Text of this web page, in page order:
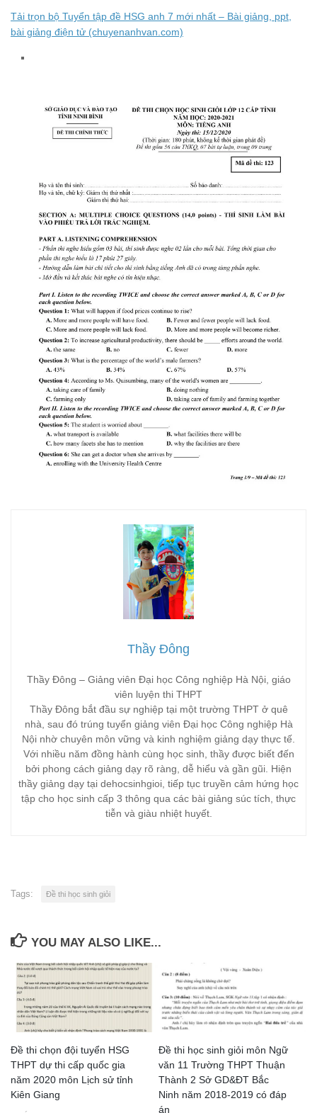
Tải trọn bộ Tuyển tập đề HSG anh 7 mới nhất – Bài giảng, ppt,
bài giảng điện tử (chuyenanhvan.com)
Thầy Đông
Thầy Đông – Giảng viên Đại học Công nghiệp Hà Nội, giáo
viên luyện thi THPT
Thầy Đông bắt đầu sự nghiệp tại một trường THPT ở quê
nhà, sau đó trúng tuyển giảng viên Đại học Công nghiệp Hà
Nội nhờ chuyên môn vững và kinh nghiệm giảng dạy thực tế.
Với nhiều năm đồng hành cùng học sinh, thầy được biết đến
bởi phong cách giảng dạy rõ ràng, dễ hiểu và gần gũi. Hiện
thầy giảng dạy tại dehocsinhgioi, tiếp tục truyền cảm hứng học
tập cho học sinh cấp 3 thông qua các bài giảng súc tích, thực
tiễn và giàu nhiệt huyết.
Tags: Đề thi học sinh giỏi
YOU MAY ALSO LIKE...
Đề thi chọn đội tuyển HSG
THPT dự thi cấp quốc gia
năm 2020 môn Lịch sử tỉnh
Kiên Giang
Đề thi học sinh giỏi môn Ngữ
văn 11 Trường THPT Thuận
Thành 2 Sở GD&ĐT Bắc
Ninh năm 2018-2019 có đáp
án